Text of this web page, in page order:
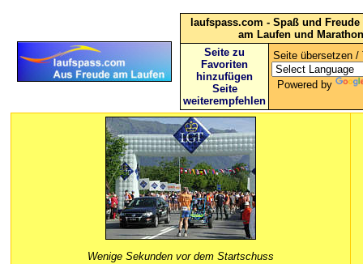
laufspass.com - Spaß und
am Laufen und Marathon
Seite zu
Favoriten
hinzufügen
Seite
weiterempfehlen
Seite übersetzen /
Powered by
Wenige Sekunden vor dem Startschuss